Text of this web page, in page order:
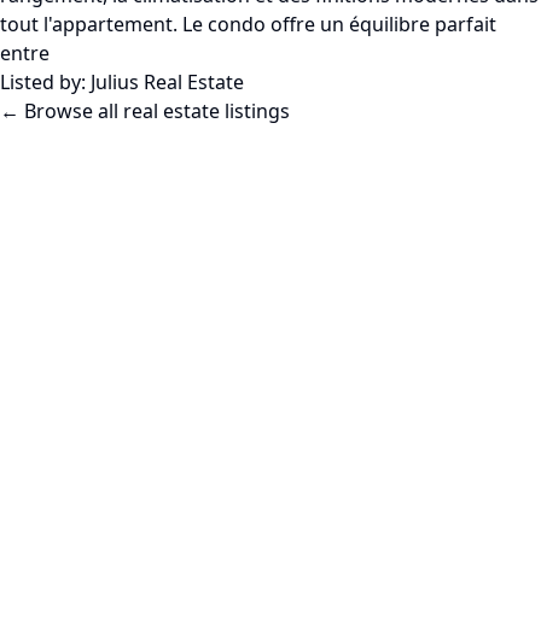
tout l'appartement. Le condo offre un équilibre parfait
entre
Listed by: Julius Real Estate
← Browse all real estate listings